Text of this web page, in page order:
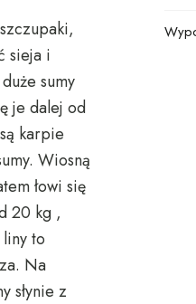
sieja i
sumy
je dalej od
karpie
Wiosną
łowi się
20 kg ,
to
Na
słynie z